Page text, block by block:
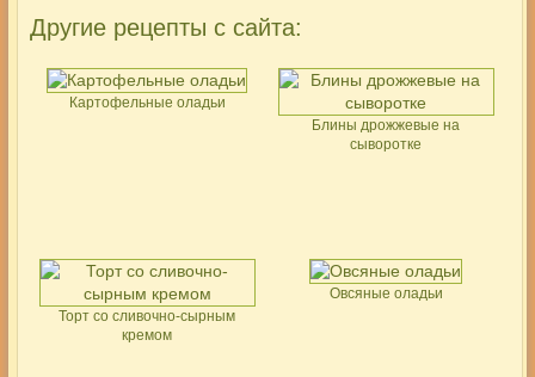
Другие рецепты с сайта:
Картофельные оладьи
Блины дрожжевые на
сыворотке
Торт со сливочно-сырным
кремом
Овсяные оладьи